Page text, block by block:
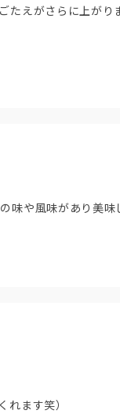
たえがさらに上がり
味や風味があり美
ます笑）